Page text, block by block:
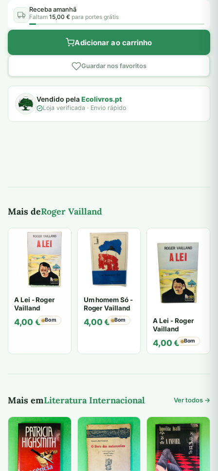
Receba amanhã
Faltam 15,00 € para portes grátis
Adicionar ao carrinho
Guardar nos favoritos
Vendido pelaEcolivros.pt
Loja verificada · Envio rápido
Mais deRoger Vailland
A Lei - Roger
Vailland
4,00 € Bom
Um homem Só -
Roger Vailland
4,00€ Bom
A Lei - Roger
Vailland
4,00€ Bom
Mais emLiteratura Internacional Ver todos →